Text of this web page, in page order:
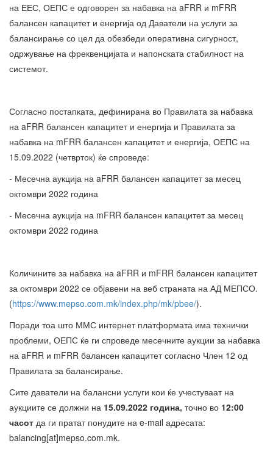
на ЕЕС, ОЕПС е одговорен за набавка на aFRR и mFRR
балансен капацитет и енергија од Даватели на услуги за
балансирање со цел да обезбеди оперативна сигурност,
одржување на фреквенцијата и напонската стабилност на
системот.
Согласно постапката, дефинирана во Правилата за набавка
на aFRR балансен капацитет и енергија и Правилата за
набавка на mFRR балансен капацитет и енергија, ОЕПС на
15.09.2022 (четврток) ќе спроведе:
- Месечна аукција на aFRR балансен капацитет за месец
октомври 2022 година
- Месечна аукција на mFRR балансен капацитет за месец
октомври 2022 година
Количините за набавка на aFRR и mFRR балансен капацитет
за октомври 2022 се објавени на веб страната на АД МЕПСО.
(https://www.mepso.com.mk/index.php/mk/pbee/).
Поради тоа што ММС интернет платформата има технички
проблеми, ОЕПС ќе ги спроведе месечните аукции за набавка
на aFRR и mFRR балансен капацитет согласно Член 12 од
Правилата за балансирање.
Сите даватели на балансни услуги кои ќе учестуваат на
аукциите се должни на 15.09.2022 година, точно во 12:00
часот да ги пратат понудите на e-mail адресата:
balancing[at]mepso.com.mk.